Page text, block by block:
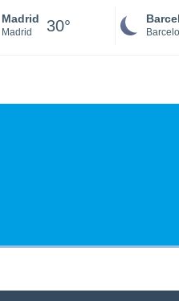
Madrid
Madrid 30°